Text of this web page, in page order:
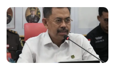
Berkeadilan dan Modern